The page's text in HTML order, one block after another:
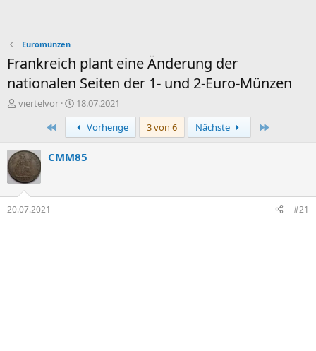
Euromünzen
Frankreich plant eine Änderung der
nationalen Seiten der 1- und 2-Euro-Münzen
E
e
l
l
e
r
viertelvor
E
r
s
t
e
m
18.07.2021
Erste
Vorherige 3 von 6 Nächste
CMM85
20.07.2021 #21